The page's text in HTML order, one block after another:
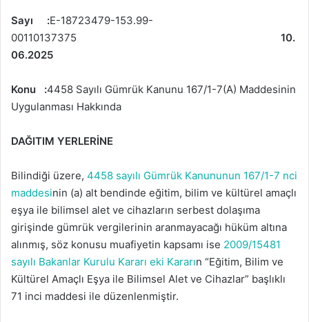
Sayı :E-18723479-153.99-
00110137375 10.
06.2025
Konu :4458 Sayılı Gümrük Kanunu 167/1-7(A) Maddesinin
Uygulanması Hakkında
DAĞITIM YERLERİNE
Bilindiği üzere, 4458 sayılı Gümrük Kanununun 167/1-7 nci
maddesinin (a) alt bendinde eğitim, bilim ve kültürel amaçlı
eşya ile bilimsel alet ve cihazların serbest dolaşıma
girişinde gümrük vergilerinin aranmayacağı hüküm altına
alınmış, söz konusu muafiyetin kapsamı ise 2009/15481
sayılı Bakanlar Kurulu Kararı eki Kararın “Eğitim, Bilim ve
Kültürel Amaçlı Eşya ile Bilimsel Alet ve Cihazlar” başlıklı
71 inci maddesi ile düzenlenmiştir.